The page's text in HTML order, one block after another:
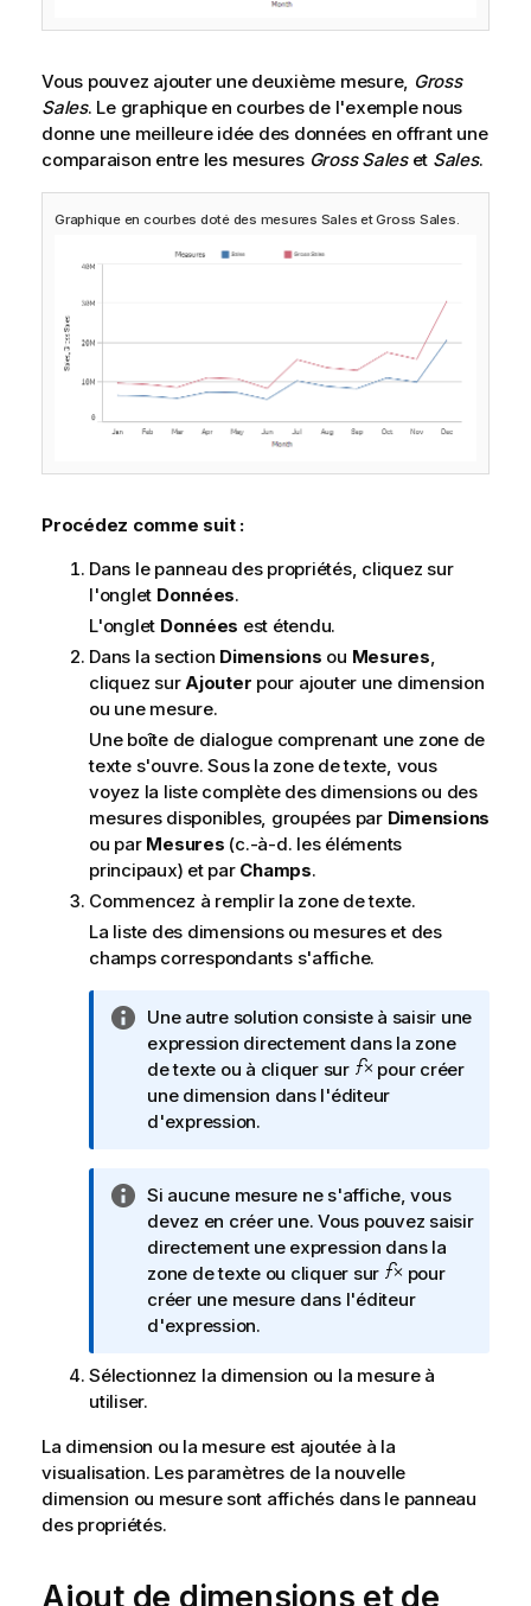
Vous pouvez ajouter une deuxième mesure, Gross
Sales. Le graphique en courbes de l'exemple nous
donne une meilleure idée des données en offrant une
comparaison entre les mesures Gross Saleset Sales.
Graphique en courbes doté des mesures Sales etGross Sales.
Procédez comme suit :
Dans le panneau des propriétés, cliquez sur
l'onglet Données.
L'onglet Données est étendu.
Dans la section Dimensions ou Mesures,
cliquez surAjouter pour ajouter une dimension
ou une mesure.
Une boîte de dialogue comprenant une zone de
texte s'ouvre. Sous la zone de texte, vous
voyez la liste complète des dimensions ou des
mesures disponibles, groupées par Dimensions
ou par Mesures (c.-à-d. les éléments
principaux) et par Champs.
Commencez à remplir la zone de texte.
La liste des dimensions ou mesures et des
champs correspondants s'affiche.
N
o
t
e
I
o
r
m
a
t
i
n
Une autre solution consiste à saisir une
expression directement dans la zone
de texte ou à cliquer sur
pour créer
une dimension dans l'éditeur
d'expression.
N
o
t
e
I
n
o
a
t
i
o
s
Si aucune mesure ne s'affiche, vous
devez en créer une. Vous pouvez saisir
directement une expression dans la
zone de texte ou cliquer sur
pour
créer une mesure dans l'éditeur
d'expression.
Sélectionnez la dimension ou la mesure à
utiliser.
La dimension ou la mesure est ajoutée à la
visualisation. Les paramètres de la nouvelle
dimension ou mesure sont affichés dans le panneau
des propriétés.
Ajout de dimensions et de